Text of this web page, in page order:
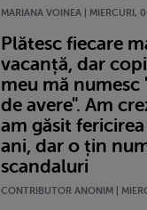
MARIANA VOINEA | MIERCURI,
Plătesc fiecare
vacanță, dar
meu mă numesc
de avere". Am
am găsit
ani, dar o țin
scandaluri
CONTRIBUTOR ANONIM |